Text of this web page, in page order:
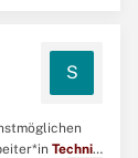
S
Technik